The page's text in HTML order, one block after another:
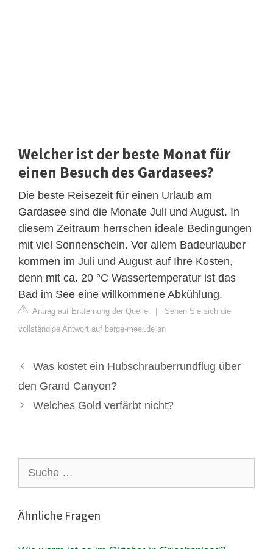
Welcher ist der beste Monat für
einen Besuch des Gardasees?
Die beste Reisezeit für einen Urlaub am
Gardasee sind die Monate Juli und August. In
diesem Zeitraum herrschen ideale Bedingungen
mit viel Sonnenschein. Vor allem Badeurlauber
kommen im Juli und August auf Ihre Kosten,
denn mit ca. 20 °C Wassertemperatur ist das
Bad im See eine willkommene Abkühlung.
Antrag auf Entfernung der Quelle | Sehen Sie sich die
vollständige Antwort auf berge-meer.de an
Was kostet ein Hubschrauberrundflug über
den Grand Canyon?
Welches Gold verfärbt nicht?
nach:
Ähnliche Fragen